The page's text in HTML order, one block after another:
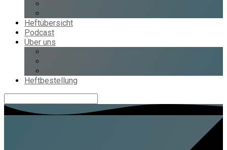
Heftübersicht
Podcast
Über uns
Heftbestellung